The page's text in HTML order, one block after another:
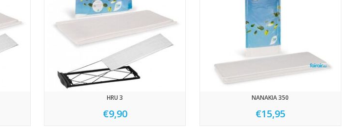
HRU 3
€9,90
NANAKIA 350
€15,95